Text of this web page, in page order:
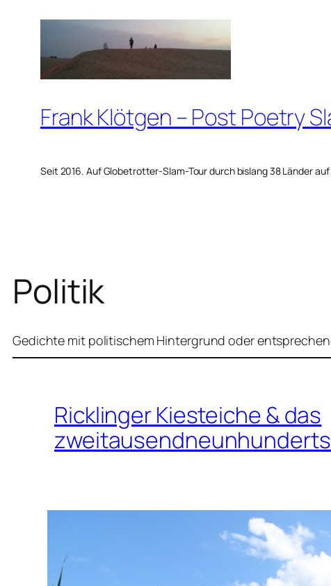
springen
Frank Klötgen – Post Poetry
Seit 2016. Auf Globetrotter-Slam-Tour durch bislang 38 Länder
Politik
Gedichte mit politischem Hintergrund oder
Ricklinger Kiesteiche & das